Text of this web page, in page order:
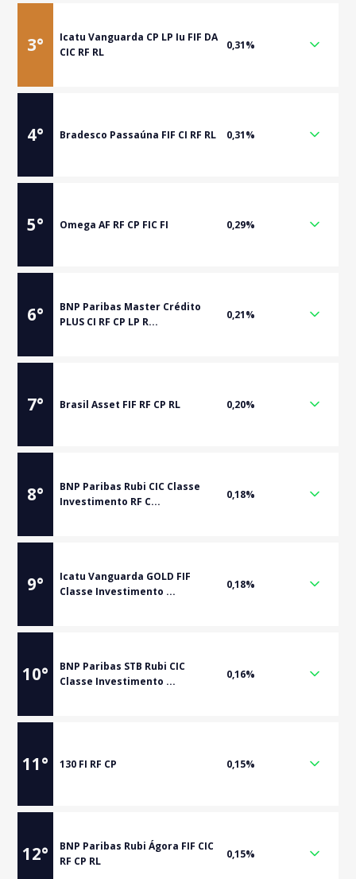
3°
Icatu Vanguarda CP LP Iu FIF DA
CIC RF RL
0,31%
4° Bradesco Passaúna FIF CI RF RL 0,31%
5° Omega AF RF CP FIC FI 0,29%
6°
BNP Paribas Master Crédito
PLUS CI RF CP LP R...
0,21%
7° Brasil Asset FIF RF CP RL 0,20%
8°
BNP Paribas Rubi CIC Classe
Investimento RF C...
0,18%
9°
Icatu Vanguarda GOLD FIF
Classe Investimento ...
0,18%
10°
BNP Paribas STB Rubi CIC
Classe Investimento ...
0,16%
11° 130 FI RF CP 0,15%
12°
BNP Paribas Rubi Ágora FIF CIC
RF CP RL
0,15%